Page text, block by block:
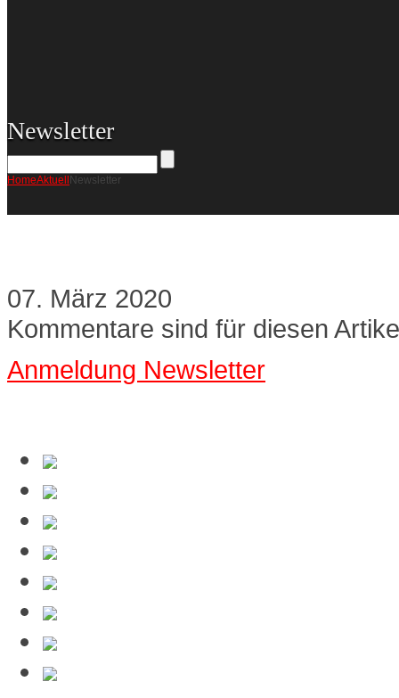
Newsletter
HomeAktuell Newsletter
07. März 2020
Kommentare sind für diesen
Anmeldung Newsletter